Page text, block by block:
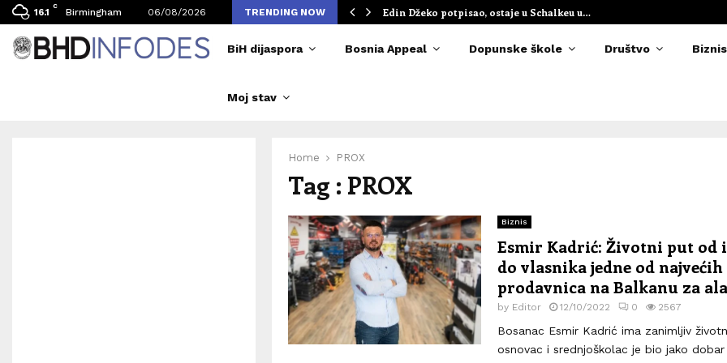
16.1
C
Birmingham 06/08/2026 TRENDING NOW
broj posjetilaca tokom Merlinovih koncerata Edin Džeko potpisao, ostaje u Schalkeu u…
BiH dijaspora Bosnia Appeal Dopunske škole Društvo Biznis
Moj stav
Home PROX
Tag : PROX
Biznis
Esmir Kadrić: Životni put od
do vlasnika jedne od najvećih
prodavnica na Balkanu za
by Editor 12/10/2022 0 2567
Bosanac Esmir Kadrić ima zanimljiv
osnovac i srednjoškolac je bio jako dobar